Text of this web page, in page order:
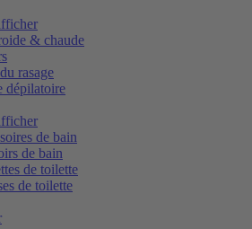
& chaude
rasage
dépilatoire
de bain
de bain
de toilette
de toilette